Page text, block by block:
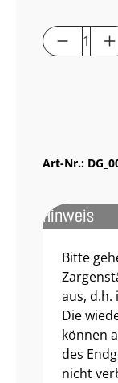
Produkt
Art-Nr.:
Hinweis
Bitte
aus, d.h.
Die
können
des
nicht